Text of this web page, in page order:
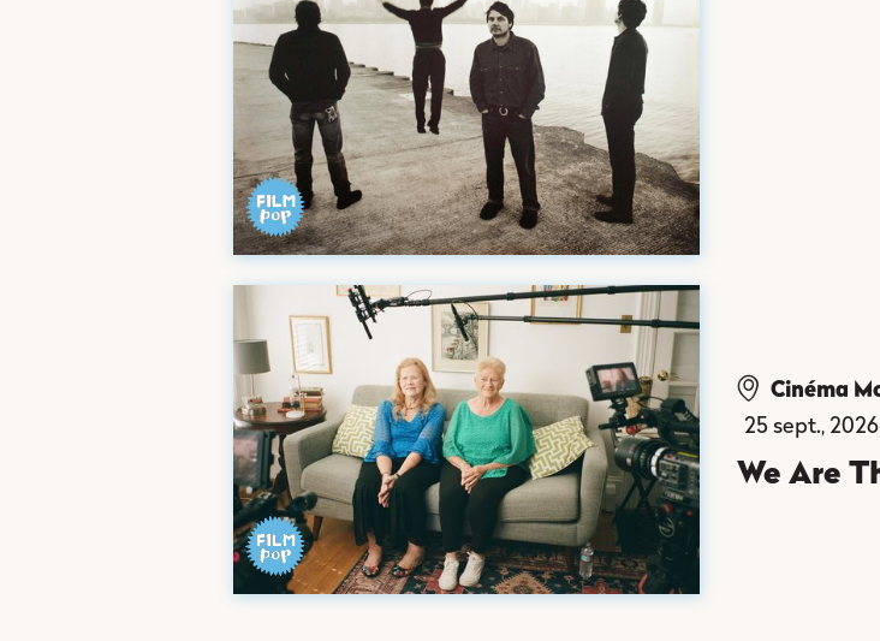
Cinéma
25 sept., 2026
We Are